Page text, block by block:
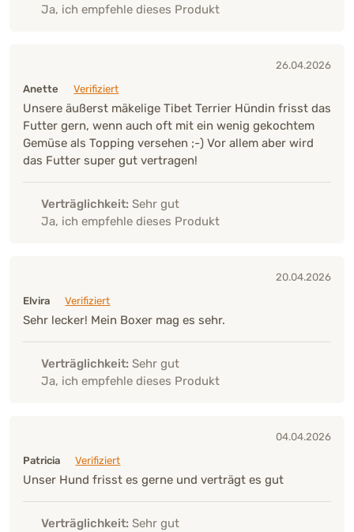
Ja, ich empfehle dieses Produkt
26.04.2026
Anette
Verifiziert
Unsere äußerst mäkelige Tibet Terrier Hündin frisst das
Futter gern, wenn auch oft mit ein wenig gekochtem
Gemüse als Topping versehen ;-) Vor allem aber wird
das Futter super gut vertragen!
Verträglichkeit: Sehr gut
Ja, ich empfehle dieses Produkt
20.04.2026
Elvira
Verifiziert
Sehr lecker! Mein Boxer mag es sehr.
Verträglichkeit: Sehr gut
Ja, ich empfehle dieses Produkt
04.04.2026
Patricia
Verifiziert
Unser Hund frisst es gerne und verträgt es gut
Verträglichkeit: Sehr gut